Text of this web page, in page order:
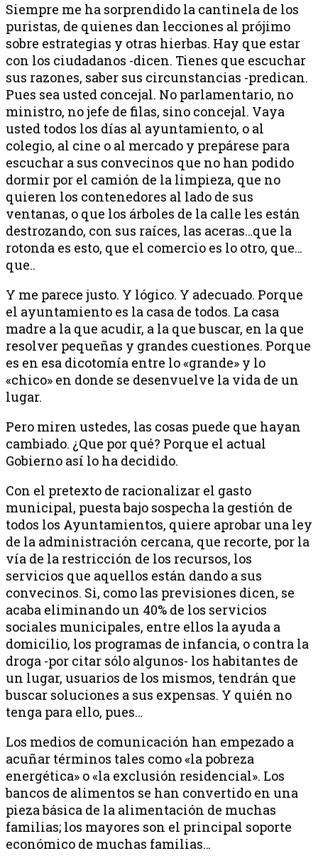
Siempre me ha sorprendido la cantinela de los
puristas, de quienes dan lecciones al prójimo
sobre estrategias y otras hierbas. Hay que estar
con los ciudadanos -dicen. Tienes que escuchar
sus razones, saber sus circunstancias -predican.
Pues sea usted concejal. No parlamentario, no
ministro, no jefe de filas, sino concejal. Vaya
usted todos los días al ayuntamiento, o al
colegio, al cine o al mercado y prepárese para
escuchar a sus convecinos que no han podido
dormir por el camión de la limpieza, que no
quieren los contenedores al lado de sus
ventanas, o que los árboles de la calle les están
destrozando, con sus raíces, las aceras…que la
rotonda es esto, que el comercio es lo otro, que…
que..
Y me parece justo. Y lógico. Y adecuado. Porque
el ayuntamiento es la casa de todos. La casa
madre a la que acudir, a la que buscar, en la que
resolver pequeñas y grandes cuestiones. Porque
es en esa dicotomía entre lo «grande» y lo
«chico» en donde se desenvuelve la vida de un
lugar.
Pero miren ustedes, las cosas puede que hayan
cambiado. ¿Que por qué? Porque el actual
Gobierno así lo ha decidido.
Con el pretexto de racionalizar el gasto
municipal, puesta bajo sospecha la gestión de
todos los Ayuntamientos, quiere aprobar una ley
de la administración cercana, que recorte, por la
vía de la restricción de los recursos, los
servicios que aquellos están dando a sus
convecinos. Si, como las previsiones dicen, se
acaba eliminando un 40% de los servicios
sociales municipales, entre ellos la ayuda a
domicilio, los programas de infancia, o contra la
droga -por citar sólo algunos- los habitantes de
un lugar, usuarios de los mismos, tendrán que
buscar soluciones a sus expensas. Y quién no
tenga para ello, pues…
Los medios de comunicación han empezado a
acuñar términos tales como «la pobreza
energética» o «la exclusión residencial». Los
bancos de alimentos se han convertido en una
pieza básica de la alimentación de muchas
familias; los mayores son el principal soporte
económico de muchas familias…